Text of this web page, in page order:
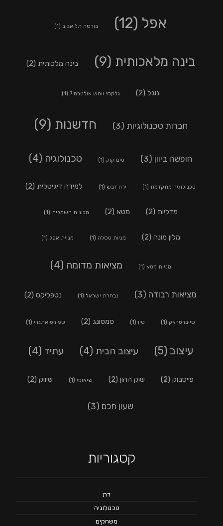
אפל (12) בורסה תל אביב (1)
בינה מלאכותית (9) בינה מלכותית (2)
גוגל (2) גלקסי ווטש אולטרה 7 (1)
חברות טכנולוגיות (3) חדשנות (9)
חופשה ביוון (3) טים קוק (1) טכנולוגיה (4)
טכנולוגיה מתקדמת (1) ירח דבש (1) למידה דיגיטלית (2)
מדליות (2) מטא (2) מכונית חשמלית (1)
מלון מונה (2) מניות טסלה (1) מניית אפל (1)
מניית מטא (1) מציאות מדומה (4)
מציאות רבודה (3) נבחרת ישראל (1) נטפליקס (2)
סייברטראק (1) סין (1) סמסונג (2) ספורט אתגרי (1)
עיצוב (5) עיצוב הבית (4) עתיד (4)
פייסבוק (2) שוק ההון (2) שיאומי (1) שיווק (2)
שעון חכם (3)
קטגוריות
דת
טכנולוגיה
משחקים